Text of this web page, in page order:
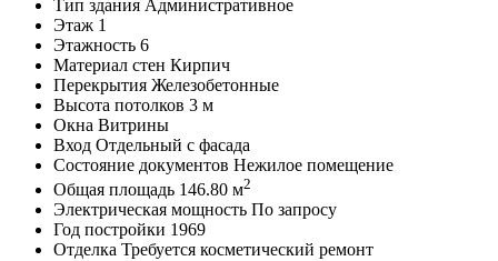
Тип здания Административное
Этаж 1
Этажность 6
Материал стен Кирпич
Перекрытия Железобетонные
Высота потолков 3 м
Окна Витрины
Вход Отдельный с фасада
Состояние документов Нежилое помещение
Общая площадь 146.80 м2
Электрическая мощность По запросу
Год постройки 1969
Отделка Требуется косметический ремонт